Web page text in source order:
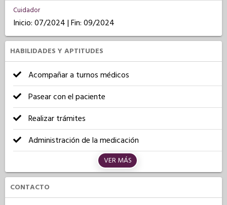
Cuidador
Inicio: 07/2024 | Fin: 09/2024
HABILIDADES Y APTITUDES
Acompañar a turnos médicos
Pasear con el paciente
Realizar trámites
Administración de la medicación
VER MÁS
CONTACTO